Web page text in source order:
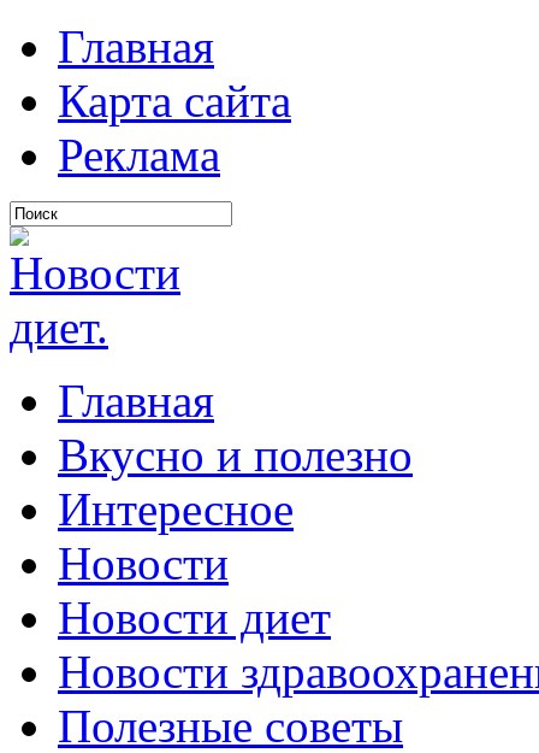
Главная
Карта сайта
Реклама
Главная
Вкусно и полезно
Интересное
Новости
Новости диет
Новости
Полезные советы